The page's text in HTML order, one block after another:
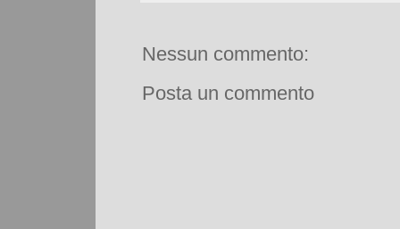
Nessun commento:
Posta un commento